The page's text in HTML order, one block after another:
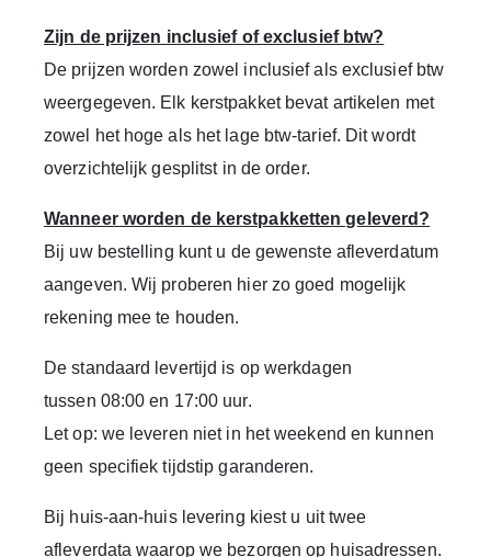
Zijn de prijzen inclusief of exclusief btw?
De prijzen worden zowel inclusief als exclusief btw
weergegeven. Elk kerstpakket bevat artikelen met
zowel het hoge als het lage btw-tarief. Dit wordt
overzichtelijk gesplitst in de order.
Wanneer worden de kerstpakketten geleverd?
Bij uw bestelling kunt u de gewenste afleverdatum
aangeven. Wij proberen hier zo goed mogelijk
rekening mee te houden.
De standaard levertijd is op werkdagen
tussen 08:00 en 17:00 uur.
Let op: we leveren niet in het weekend en kunnen
geen specifiek tijdstip garanderen.
Bij huis-aan-huis levering kiest u uit twee
afleverdata waarop we bezorgen op huisadressen.